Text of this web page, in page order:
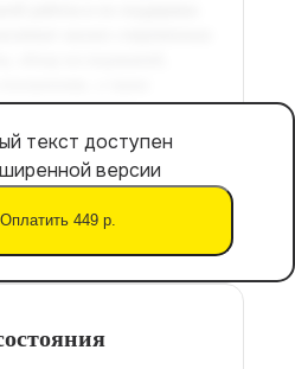
текст доступен
версии
Оплатить 449 р.